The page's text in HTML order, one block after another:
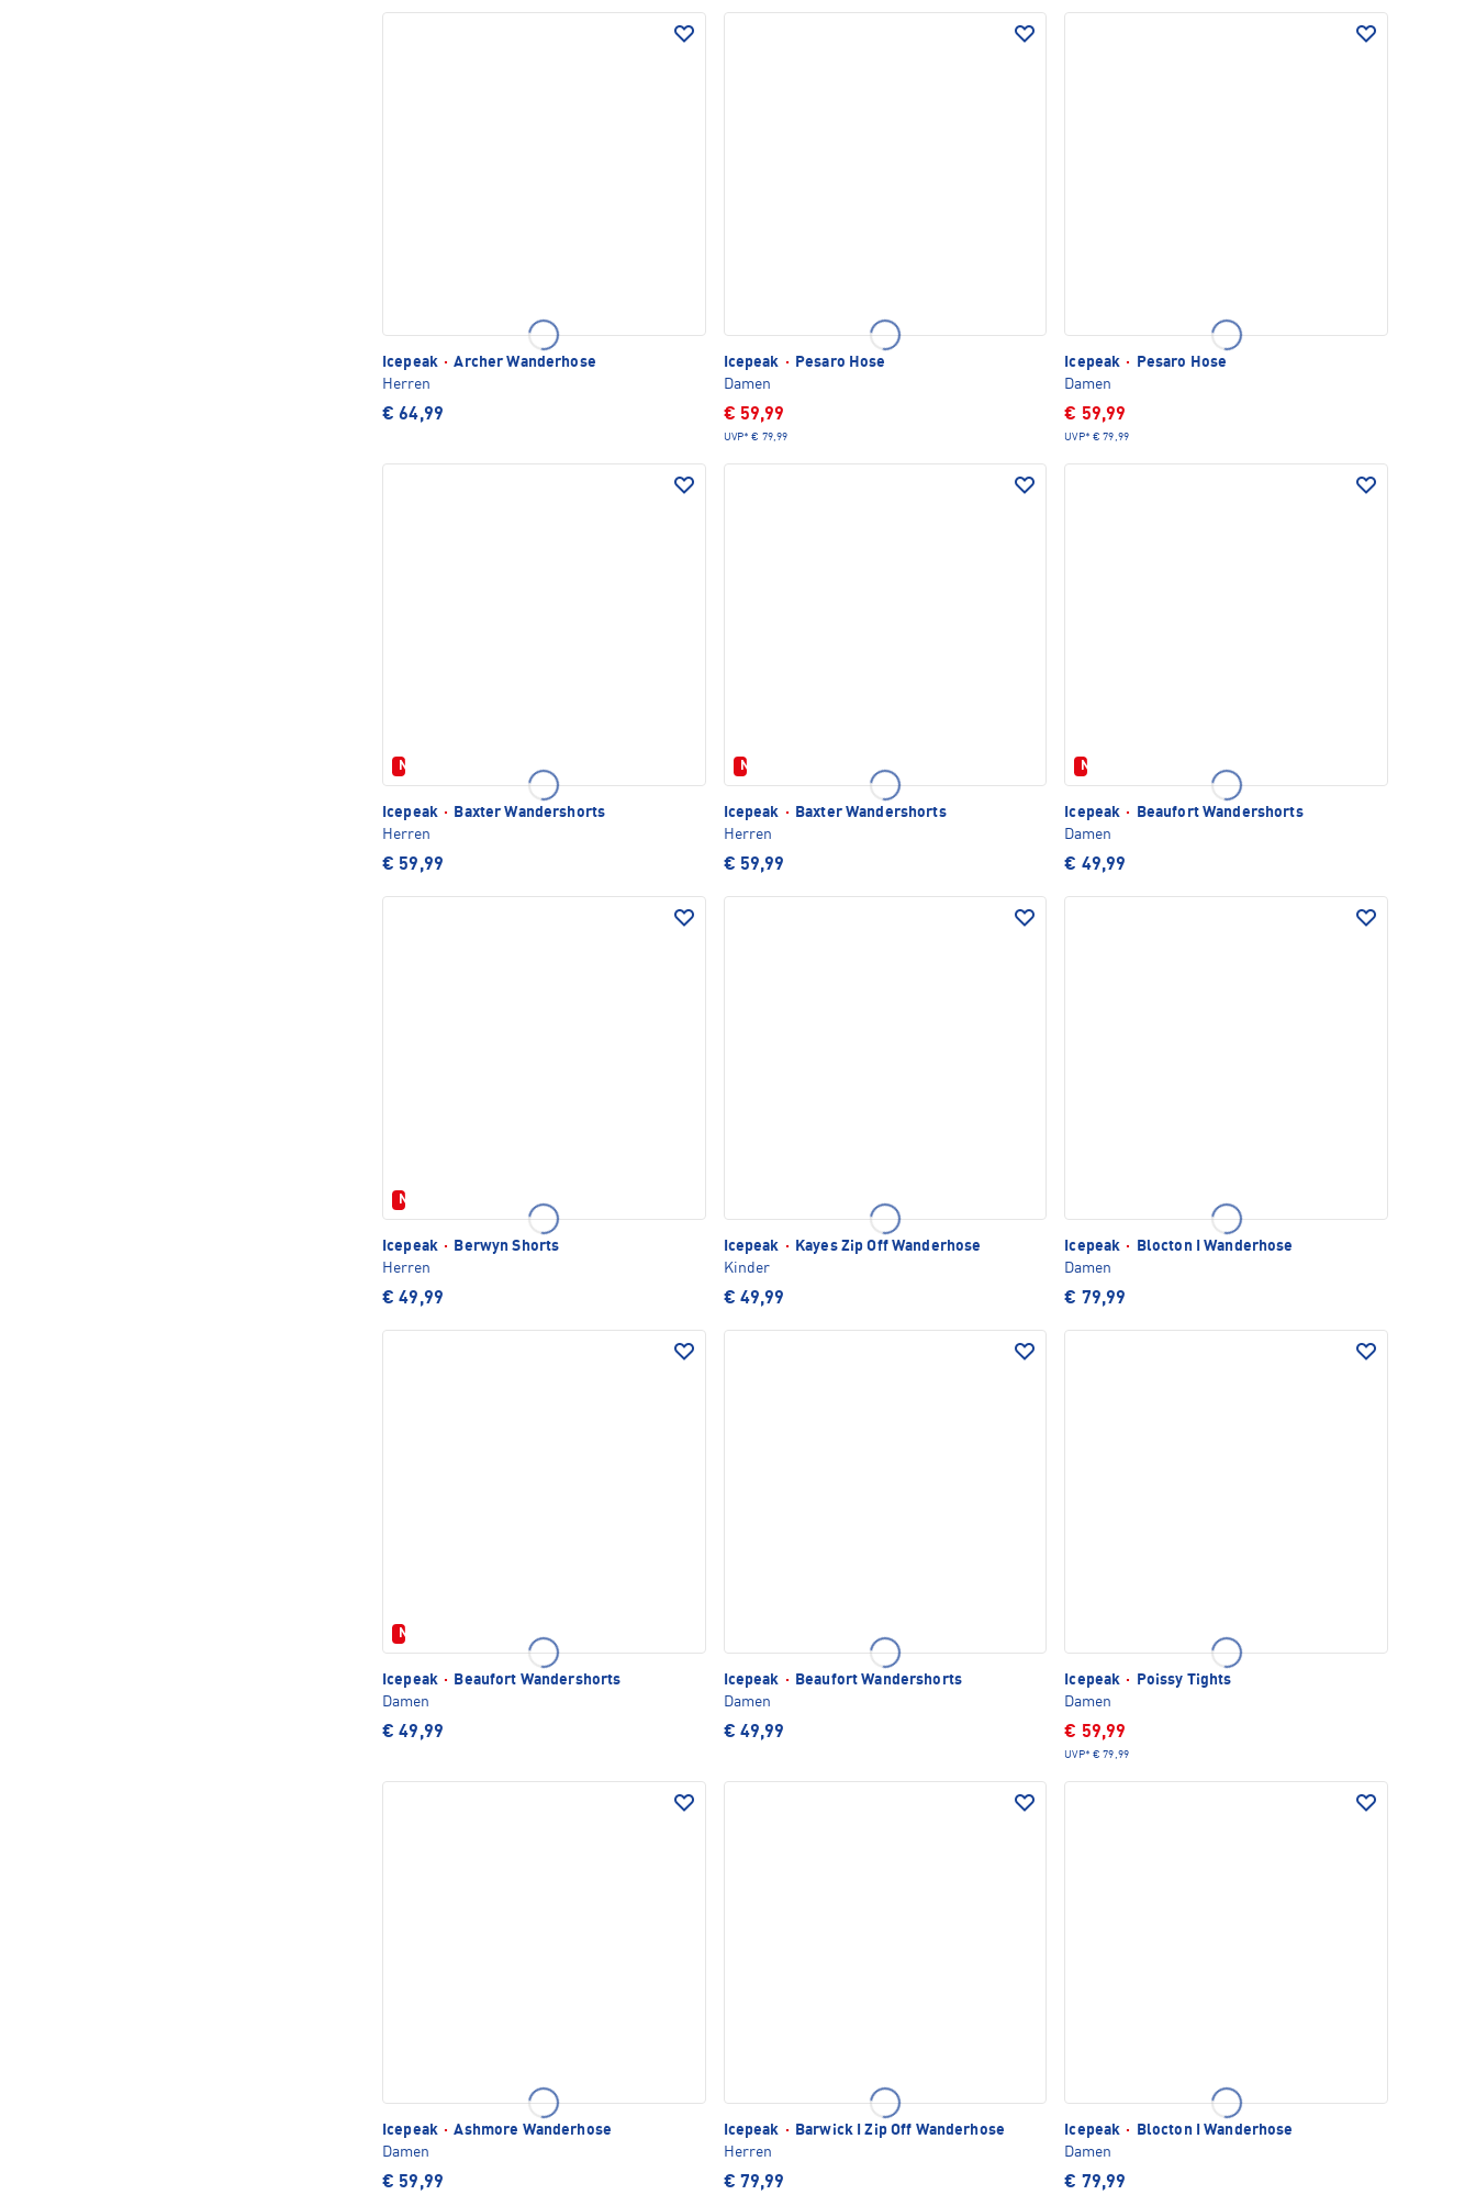
Icepeak · Archer Wanderhose
Herren
€ 64,99
Icepeak ·
Pesaro Hose
Damen
€ 59,99
UVP* € 79,99
Icepeak ·
Pesaro Hose
Damen
€ 59,99
UVP* € 79,99
Neu
Icepeak ·
Baxter Wandershorts
Herren
€ 59,99
Neu
Icepeak ·
Baxter Wandershorts
Herren
€ 59,99
Neu
Icepeak ·
Beaufort Wandershorts
Damen
€ 49,99
Neu
Icepeak ·
Berwyn Shorts
Herren
€ 49,99
Icepeak ·
Kayes Zip Off Wanderhose
Kinder
€ 49,99
Icepeak ·
Blocton I Wanderhose
Damen
€ 79,99
Neu
Icepeak ·
Beaufort Wandershorts
Damen
€ 49,99
Icepeak ·
Beaufort Wandershorts
Damen
€ 49,99
Icepeak ·
Poissy Tights
Damen
€ 59,99
UVP* € 79,99
Icepeak · Ashmore Wanderhose
Damen
€ 59,99
Icepeak ·
Barwick I Zip Off Wanderhose
Herren
€ 79,99
Icepeak ·
Blocton I Wanderhose
Damen
€ 79,99